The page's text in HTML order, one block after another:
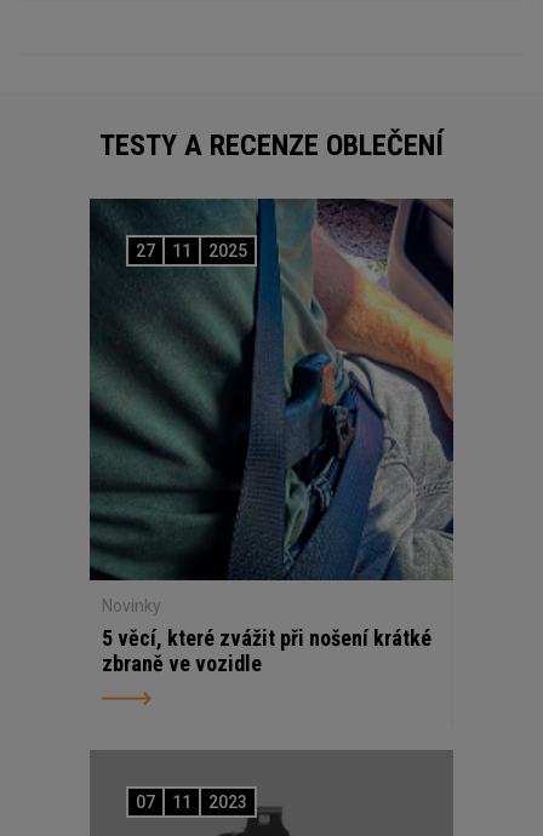
TESTY A RECENZE OBLEČENÍ
27 11 2025
Novinky
5 věcí, které zvážit při nošení krátké
zbraně ve vozidle
07 11 2023